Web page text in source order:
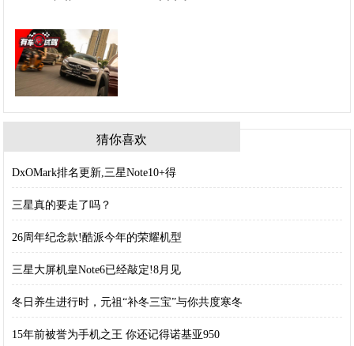
猜你喜欢
DxOMark排名更新,三星Note10+得
三星真的要走了吗？
26周年纪念款!酷派今年的荣耀机型
三星大屏机皇Note6已经敲定!8月见
冬日养生进行时，元祖“补冬三宝”与你共度寒冬
15年前被誉为手机之王 你还记得诺基亚950